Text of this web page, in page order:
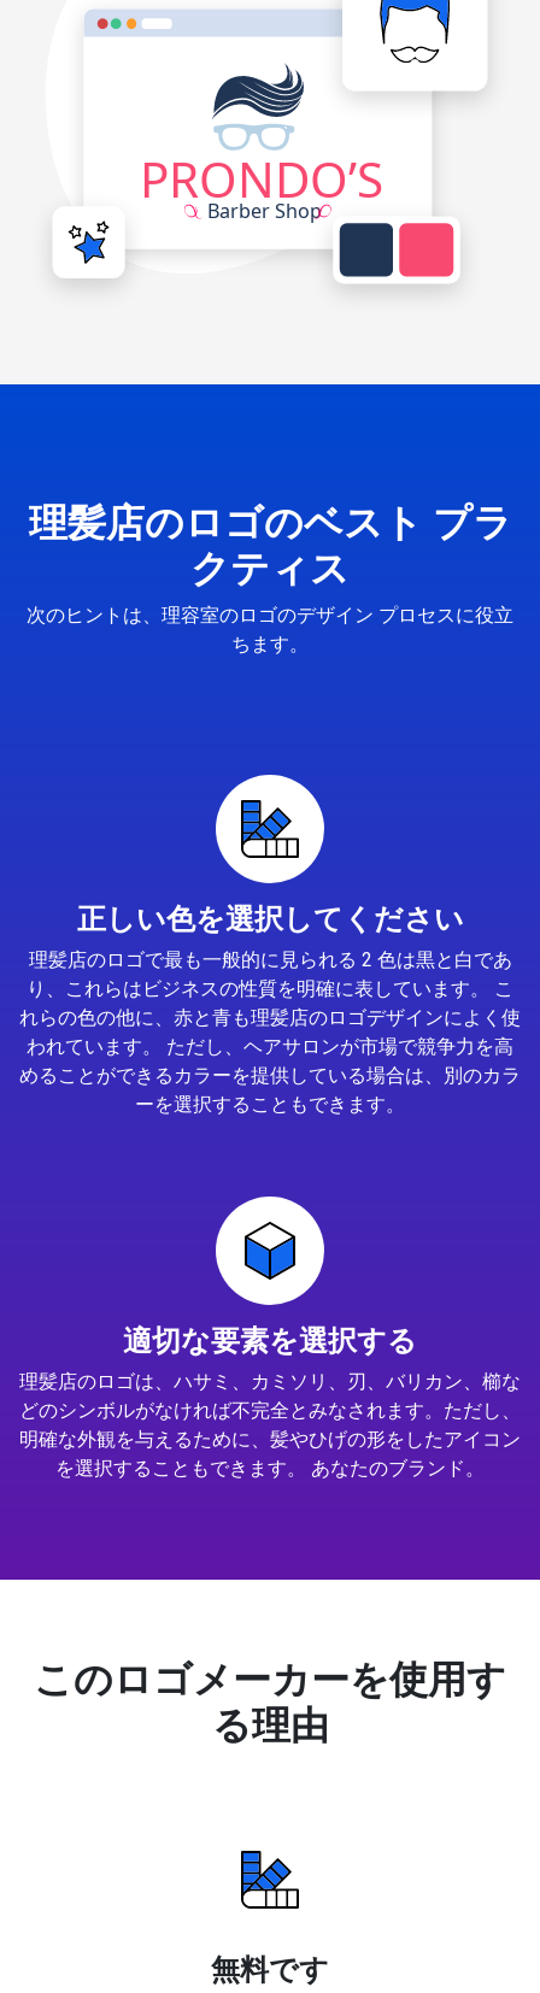
理髪店のロゴのベスト プラ
クティス
次のヒントは、理容室のロゴのデザイン プロセスに役立
ちます。
正しい色を選択してください
理髪店のロゴで最も一般的に見られる 2 色は黒と白であ
り、これらはビジネスの性質を明確に表しています。 こ
れらの色の他に、赤と青も理髪店のロゴデザインによく使
われています。 ただし、ヘアサロンが市場で競争力を高
めることができるカラーを提供している場合は、別のカラ
ーを選択することもできます。
適切な要素を選択する
理髪店のロゴは、ハサミ、カミソリ、刃、バリカン、櫛な
どのシンボルがなければ不完全とみなされます。ただし、
明確な外観を与えるために、髪やひげの形をしたアイコン
を選択することもできます。 あなたのブランド。
このロゴメーカーを使用す
る理由
無料です